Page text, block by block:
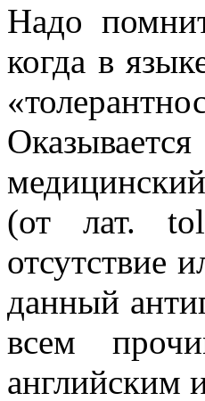
Надо
когда в
(от лат.
отсутствие
данный
всем
английским